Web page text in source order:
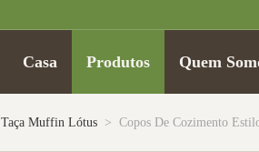
Casa Produtos Quem
Taça Muffin Lótus > Copos De Cozimento